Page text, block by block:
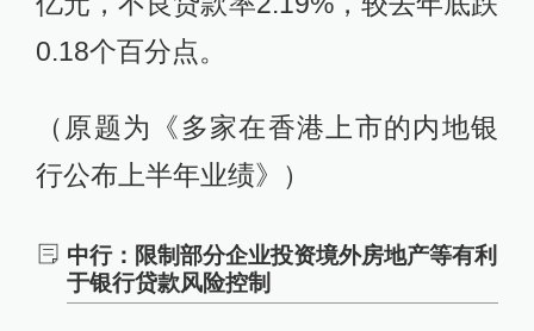
0.18个百分点。
（原题为《多家在香港上市的内地银
行公布上半年业绩》）
中行：限制部分企业投资境外房地产等有利
于银行贷款风险控制